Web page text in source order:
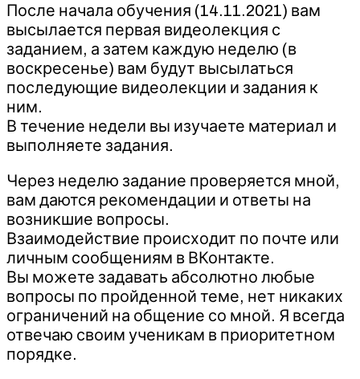
После начала обучения (14.11.2021) вам
высылается первая видеолекция с
заданием, а затем каждую неделю (в
воскресенье) вам будут высылаться
последующие видеолекции и задания к
ним.
В течение недели вы изучаете материал и
выполняете задания.
Через неделю задание проверяется мной,
вам даются рекомендации и ответы на
возникшие вопросы.
Взаимодействие происходит по почте или
личным сообщениям в ВКонтакте.
Вы можете задавать абсолютно любые
вопросы по пройденной теме, нет никаких
ограничений на общение со мной. Я всегда
отвечаю своим ученикам в приоритетном
порядке.